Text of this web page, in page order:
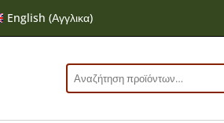
English (Αγγλικα)
Αναζήτηση
για: